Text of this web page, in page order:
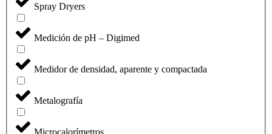
Spray Dryers
Medición de pH – Digimed
Medidor de densidad, aparente y compactada
Metalografía
Microcalorímetros